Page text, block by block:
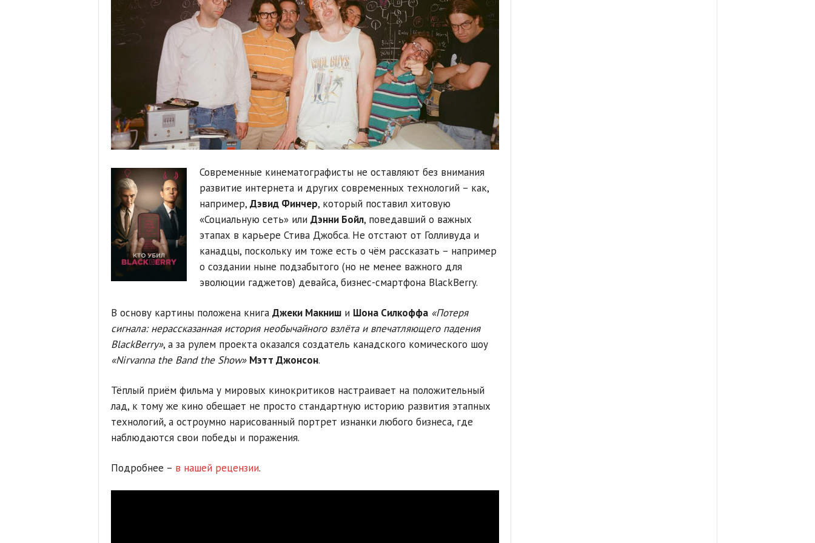
Современные кинематографисты не оставляют без внимания
развитие интернета и других современных технологий – как,
например, Дэвид Финчер, который поставил хитовую
«Социальную сеть» или Дэнни Бойл, поведавший о важных
этапах в карьере Стива Джобса. Не отстают от Голливуда и
канадцы, поскольку им тоже есть о чём рассказать – например
о создании ныне подзабытого (но не менее важного для
эволюции гаджетов) девайса, бизнес-смартфона BlackBerry.
В основу картины положена книга Джеки Макниши Шона Силкоффа «Потеря
сигнала: нерассказанная история необычайного взлёта и впечатляющего падения
BlackBerry», а за рулем проекта оказался создатель канадского комического шоу
«Nirvanna the Band the Show» Мэтт Джонсон.
Тёплый приём фильма у мировых кинокритиков настраивает на положительный
лад, к тому же кино обещает не просто стандартную историю развития этапных
технологий, а остроумно нарисованный портрет изнанки любого бизнеса, где
наблюдаются свои победы и поражения.
Подробнее – в нашей рецензии.